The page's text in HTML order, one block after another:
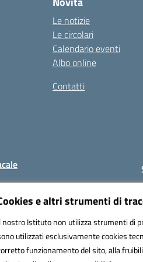
e altri strumenti di
nostro Istituto non utilizza strumenti di
utilizzati esclusivamente cookies
funzionamento del sito, alla
Le notizie
Le circolari
Calendario eventi
Albo online
Contatti